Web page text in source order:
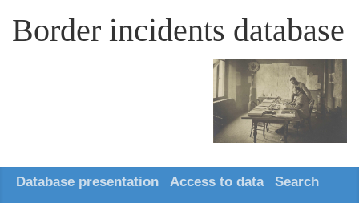
Border incidents database
Database presentation Access to data Search